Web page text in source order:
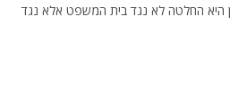
היא החלטה לא נגד בית המשפט אלא נגד